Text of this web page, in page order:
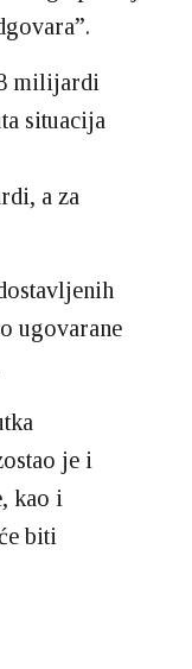
milijardi
situacija
a za
ugovarane
je i
kao i
biti